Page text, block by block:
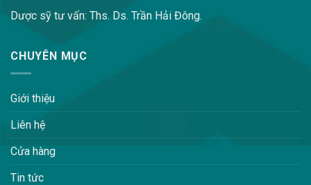
Dược sỹ tư vấn: Ths. Ds. Trần Hải Đông.
CHUYÊN MỤC
Giới thiệu
Liên hệ
Cửa hàng
Tin tức